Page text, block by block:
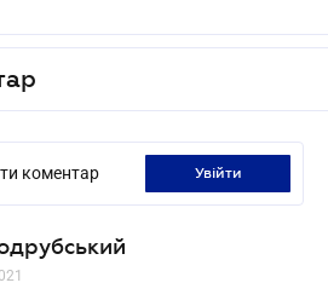
коментар увійти